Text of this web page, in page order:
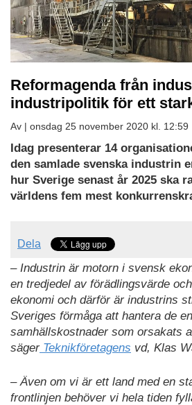
Reformagenda från
industripolitik för ett
Av | onsdag 25 november 2020 kl. 12:59
Idag presenterar 14
den samlade svenska industrin
hur Sverige senast år 2025 ska
världens fem mest
Dela
– Industrin är motorn i svensk
en tredjedel av förädlingsvärde
ekonomi och därför är industrins
Sveriges förmåga att hantera de
samhällskostnader som orsakats
sägerTeknikföretagens vd, Klas
– Även om vi är ett land med en
frontlinjen behöver vi hela tiden